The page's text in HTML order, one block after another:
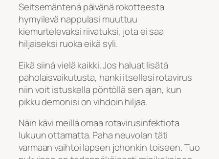
Seitsemäntenä päivänä rokotteesta
hymyilevä nappulasi muuttuu
kiemurtelevaksi riivatuksi, jota ei saa
hiljaiseksi ruoka eikä syli.
Eikä siinä vielä kaikki. Jos haluat lisätä
paholaisvaikutusta, hanki itsellesi rotavirus
niin voit istuskella pöntöllä sen ajan, kun
pikku demonisi on vihdoin hiljaa.
Näin kävi meillä omaa rotavirusinfektiota
lukuun ottamatta. Paha neuvolan täti
varmaan vaihtoi lapsen johonkin toiseen. Tuo